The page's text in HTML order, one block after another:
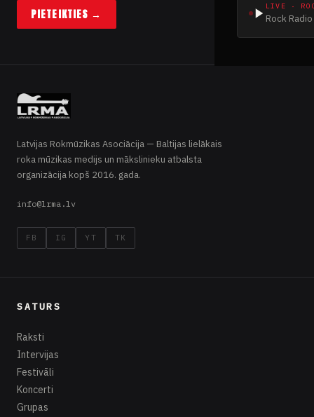
LIVE ·
Rock
PIETEIKTIES →
Latvijas Rokmūzikas Asociācija — Baltijas lielākais
roka mūzikas medijs un mākslinieku atbalsta
organizācija kopš 2016. gada.
info@lrma.lv
FB IG YT TK
SATURS
Raksti
Intervijas
Festivāli
Koncerti
Grupas